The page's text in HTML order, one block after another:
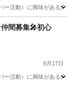
活動）に興味がある
仲間募集🎤初心
6月17日
活動）に興味がある